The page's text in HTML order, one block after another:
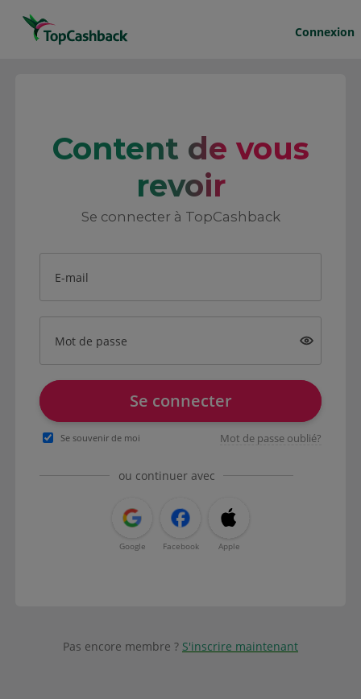
Connexion
Content de vous
revoir
Se connecter à TopCashback
E-mail
Mot de passe
Se connecter
Se souvenir de moi Mot de passe oublié?
ou continuer avec
Google Facebook Apple
Pas encore membre ? S'inscrire maintenant